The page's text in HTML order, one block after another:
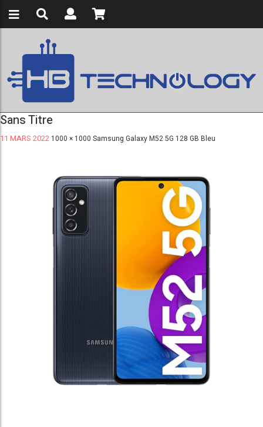
Sans Titre
11 MARS 2022 1000 × 1000 Samsung Galaxy M52 5G 128 GB Bleu